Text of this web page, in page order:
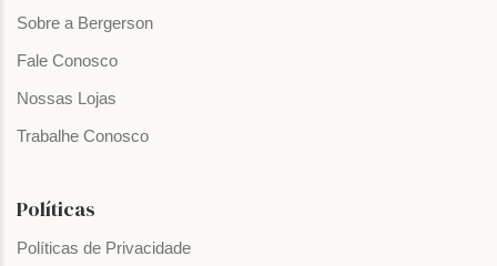
Sobre a Bergerson
Fale Conosco
Nossas Lojas
Trabalhe Conosco
Políticas
Políticas de Privacidade